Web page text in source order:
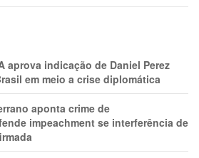
aprova indicação de Daniel Perez
em meio a crise diplomática
aponta crime de
impeachment se interferência de